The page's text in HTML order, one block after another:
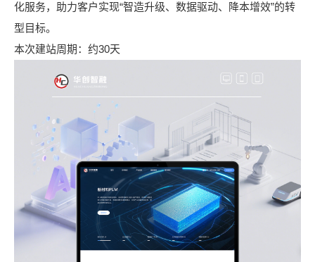
化服务，助力客户实现“智造升级、数据驱动、降本增效”的转
型目标。
本次建站周期：约30天